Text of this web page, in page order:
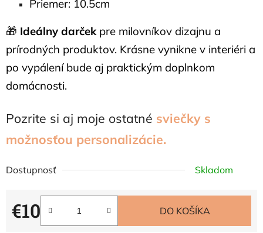
Priemer: 10.5cm
🎁 Ideálny darčekpre milovníkov dizajnu a
prírodných produktov. Krásne vynikne v interiéri a
po vypálení bude aj praktickým doplnkom
domácnosti.
Pozrite si aj moje ostatné sviečky s
možnosťou personalizácie.
Dostupnosť Skladom
€10
Jednotková cena:
DO KOŠÍKA